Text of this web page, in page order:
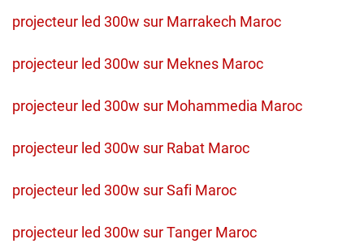
projecteur led 300w sur Marrakech Maroc
projecteur led 300w sur Meknes Maroc
projecteur led 300w sur Mohammedia Maroc
projecteur led 300w sur Rabat Maroc
projecteur led 300w sur Safi Maroc
projecteur led 300w sur Tanger Maroc